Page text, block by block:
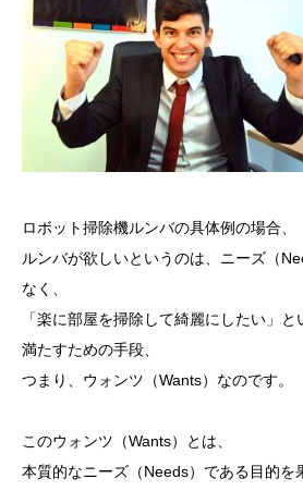
ロボット掃除機ルンバの具体例の場合、
ルンバが欲しいというのは、ニーズ（
なく、
「楽に部屋を掃除して綺麗にしたい」
満たすための手段、
つまり、ウォンツ（Wants）なのです。
このウォンツ（Wants）とは、
本質的なニーズ（Needs）である目的を